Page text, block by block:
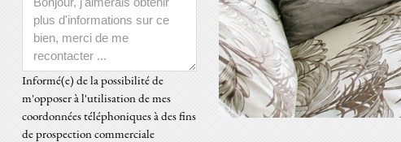
Informé(e) de la possibilité de
m'opposer à l'utilisation de mes
coordonnées téléphoniques à des fins
de prospection commerciale